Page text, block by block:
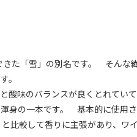
た「雪」の別名です。 そんな
。
味のバランスが良くとれてい
身の一本です。 基本的に使用
比較して香りに主張があり、ワ